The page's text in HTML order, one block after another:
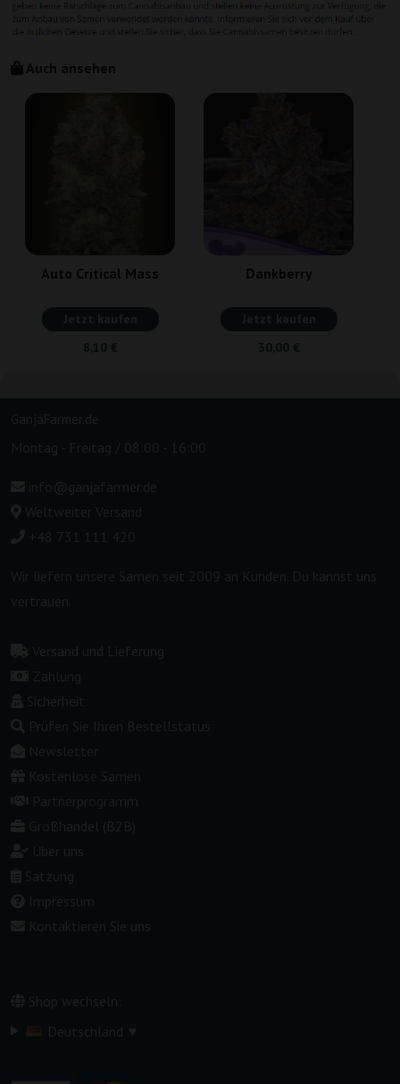
Auch ansehen
Auto Critical Mass
Jetzt kaufen
8,10 €
Dankberry
Jetzt kaufen
30,00 €
GanjaFarmer.de
Montag - Freitag / 08:00 - 16:00
info@ganjafarmer.de
Weltweiter Versand
+48 731 111 420
Wir liefern unsere Samen seit 2009 an Kunden. Du kannst uns
vertrauen.
Versand und Lieferung
Zahlung
Sicherheit
Prüfen Sie Ihren Bestellstatus
Newsletter
Kostenlose Samen
Partnerprogramm
Großhandel (B2B)
Über uns
Satzung
Impressum
Kontaktieren Sie uns
Shop wechseln:
Deutschland ▾